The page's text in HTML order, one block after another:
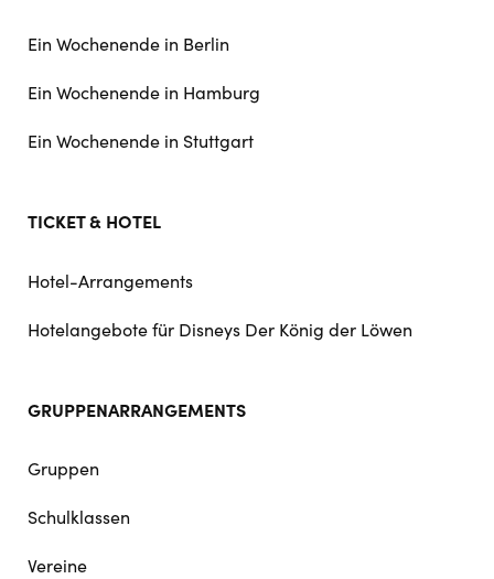
Ein Wochenende in Berlin
Ein Wochenende in Hamburg
Ein Wochenende in Stuttgart
TICKET & HOTEL
Hotel-Arrangements
Hotelangebote für Disneys Der König der Löwen
GRUPPENARRANGEMENTS
Gruppen
Schulklassen
Vereine